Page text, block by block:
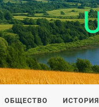
IS
ОБЩЕСТВО ИСТОРИЯ